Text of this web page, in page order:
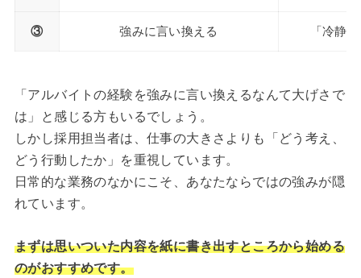
③ 強みに言い換える 「冷静
「アルバイトの経験を強みに言い換えるなんて大げさで
は」と感じる方もいるでしょう。
しかし採用担当者は、仕事の大きさよりも「どう考え、
どう行動したか」を重視しています。
日常的な業務のなかにこそ、あなたならではの強みが隠
れています。
まずは思いついた内容を紙に書き出すところから始める
のがおすすめです。